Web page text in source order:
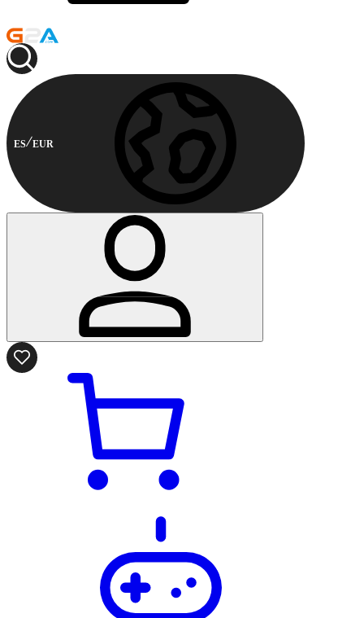
ES EUR